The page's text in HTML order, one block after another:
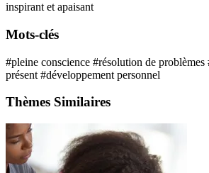
inspirant et apaisant
Mots-clés
#pleine conscience #résolution de problèmes
présent #développement personnel
Thèmes Similaires